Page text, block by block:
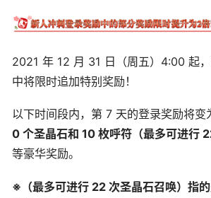
2021 年 12 月 31 日（周五）4:00 起
中将限时追加特别奖励！
以下时间段内，第 7 天的登录奖励将变
0 个圣晶石和 10 枚呼符（最多可进行
等豪华奖励。
※（最多可进行 22 次圣晶石召唤）指